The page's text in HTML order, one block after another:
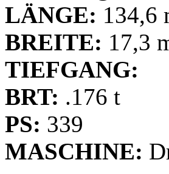
LÄNGE: 134,6
BREITE: 17,3
TIEFGANG:
BRT: .176 t
PS: 339
MASCHINE: